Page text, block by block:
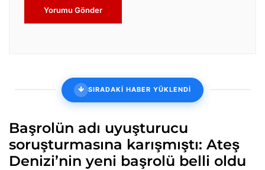
Yorumu Gönder
SIRADAKİ HABER YÜKLENDİ
Başrolün adı uyuşturucu
soruşturmasına karışmıştı: Ateş
Denizi’nin yeni başrolü belli oldu